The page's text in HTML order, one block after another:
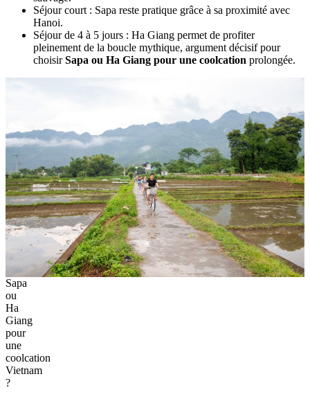
Séjour court : Sapa reste pratique grâce à sa proximité avec
Hanoi.
Séjour de 4 à 5 jours : Ha Giang permet de profiter
pleinement de la boucle mythique, argument décisif pour
choisirSapa ou Ha Giang pour une coolcation prolongée.
Sapa
ou
Ha
Giang
pour
une
coolcation
Vietnam
?